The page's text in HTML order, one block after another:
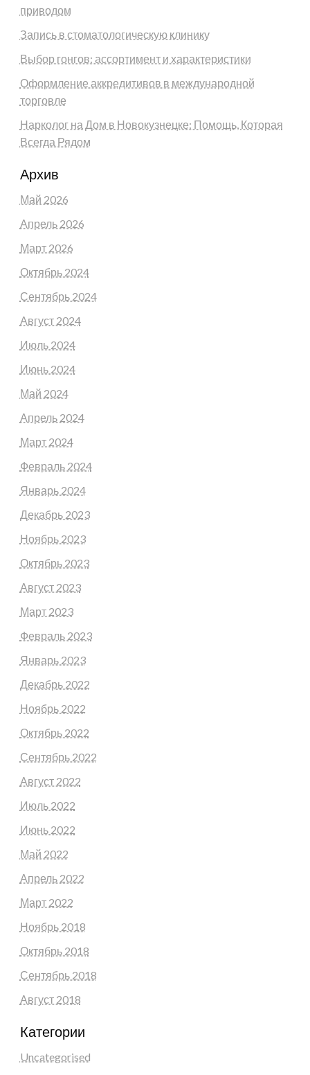
приводом
Запись в стоматологическую клинику
Выбор гонгов: ассортимент и характеристики
Оформление аккредитивов в международной
торговле
Нарколог на Дом в Новокузнецке: Помощь, Которая
Всегда Рядом
Архив
Май 2026
Апрель 2026
Март 2026
Октябрь 2024
Сентябрь 2024
Август 2024
Июль 2024
Июнь 2024
Май 2024
Апрель 2024
Март 2024
Февраль 2024
Январь 2024
Декабрь 2023
Ноябрь 2023
Октябрь 2023
Август 2023
Март 2023
Февраль 2023
Январь 2023
Декабрь 2022
Ноябрь 2022
Октябрь 2022
Сентябрь 2022
Август 2022
Июль 2022
Июнь 2022
Май 2022
Апрель 2022
Март 2022
Ноябрь 2018
Октябрь 2018
Сентябрь 2018
Август 2018
Категории
Uncategorised